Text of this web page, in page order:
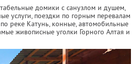
домики с санузлом и душем,
услуги, поездки по горным перевалам
реке Катунь, конные, автомобильные
живописные уголки Горного Алтая и